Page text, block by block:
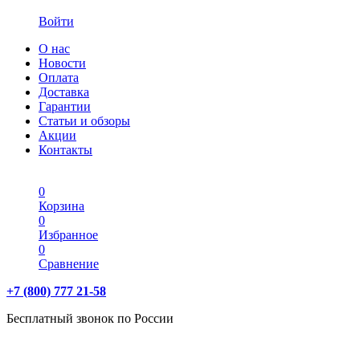
Войти
О нас
Новости
Оплата
Доставка
Гарантии
Статьи и обзоры
Акции
Контакты
0
Корзина
0
Избранное
0
Сравнение
+7 (800) 777 21-58
Бесплатный звонок по России